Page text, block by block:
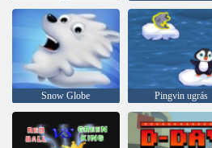
Snow Globe Pingvin ugrás